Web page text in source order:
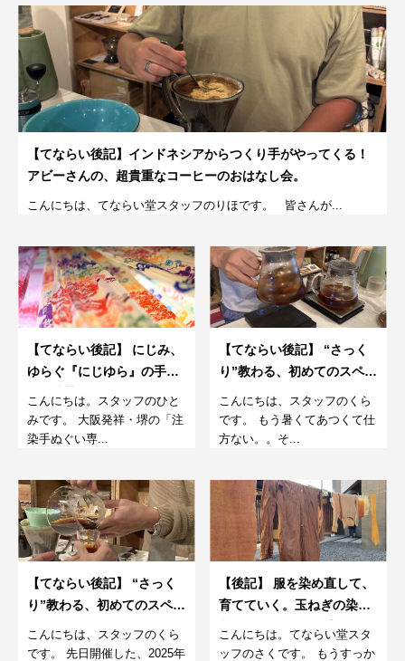
【てならい後記】インドネシアからつくり手がやってくる！
アビーさんの、超貴重なコーヒーのおはなし会。
こんにちは、てならい堂スタッフのりほです。 皆さんが...
【てならい後記】 にじみ、
ゆらぐ『にじゆら』の手ぬ
ぐい注染フルコース体験
こんにちは。スタッフのひと
みです。 大阪発祥・堺の「注
染手ぬぐい専...
【てならい後記】 “さっく
り”教わる、初めてのスペシ
ャルティコーヒー。〜アイ
スコーヒーの淹れ方編～7
月
こんにちは、スタッフのくら
です。 もう暑くてあつくて仕
方ない。。そ...
【てならい後記】 “さっく
り”教わる、初めてのスペシ
ャルティコーヒー。〜おい
しいコーヒーの淹れ方編～
こんにちは、スタッフのくら
です。 先日開催した、2025年
【後記】 服を染め直して、
育てていく。玉ねぎの染め
替えワークショップ。
2024-25、冬。
こんにちは。てならい堂スタ
ッフのさくです。 もうすっか